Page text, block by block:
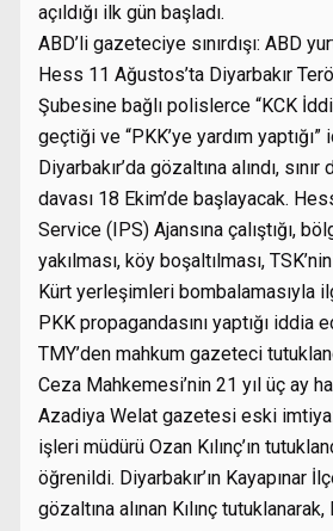
açıldığı ilk gün başladı.
ABD’li gazeteciye sınırdışı: ABD
Hess 11 Ağustos’ta Diyarbakır
Şubesine bağlı polislerce “KCK
geçtiği ve “PKK’ye yardım yaptığı”
Diyarbakır’da gözaltına alındı,
davası 18 Ekim’de başlayacak.
Service (IPS) Ajansına çalıştığı,
yakılması, köy boşaltılması,
Kürt yerleşimleri bombalamasıyla
PKK propagandasını yaptığı iddia
TMY’den mahkum gazeteci
Ceza Mahkemesi’nin 21 yıl üç ay
Azadiya Welat gazetesi eski
işleri müdürü Ozan Kılınç’ın
öğrenildi. Diyarbakır’ın Kayapınar
gözaltına alınan Kılınç